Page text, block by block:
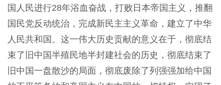
国人民进行28年浴血奋战，打败日本帝国主义，推翻
国民党反动统治，完成新民主主义革命，建立了中华
人民共和国。这一伟大历史贡献的意义在于，彻底结
束了旧中国半殖民地半封建社会的历史，彻底结束了
旧中国一盘散沙的局面，彻底废除了列强强加给中国